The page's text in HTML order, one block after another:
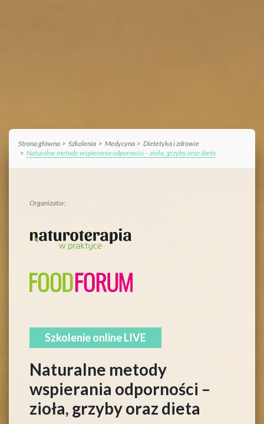
Strona główna Szkolenia Medycyna
Dietetyka i zdrowie
Naturalne metody wspierania odporności – zioła, grzyby oraz dieta
Organizator:
Szkolenie online LIVE
Naturalne metody
wspierania odporności –
zioła, grzyby oraz dieta